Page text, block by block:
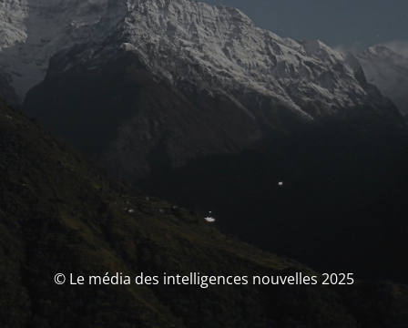
© Le média des intelligences nouvelles 2025